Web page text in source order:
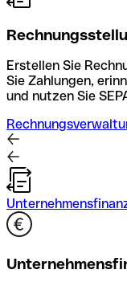
Erstellen Sie
Sie Zahlungen,
und nutzen Sie